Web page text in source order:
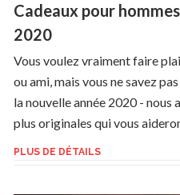
Cadeaux pour
2020
Vous voulez vraiment faire
ou ami, mais vous ne savez
la nouvelle année 2020 - nous
plus originales qui vous
PLUS DE DÉTAILS